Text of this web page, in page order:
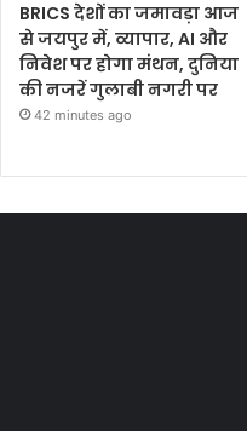
BRICS देशों का जमावड़ा आज
से जयपुर में, व्यापार, AI और
निवेश पर होगा मंथन, दुनिया
की नजरें गुलाबी नगरी पर
42 minutes ago